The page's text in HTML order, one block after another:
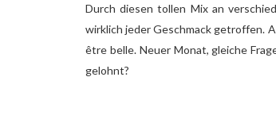
Durch diesen tollen Mix an
wirklich jeder Geschmack getroffen.
être belle. Neuer Monat, gleiche
gelohnt?